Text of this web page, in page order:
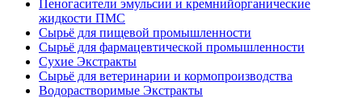
Пеногасители эмульсии и кремнийорганические
жидкости ПМС
Сырьё для пищевой промышленности
Сырьё для фармацевтической промышленности
Сухие Экстракты
Сырьё для ветеринарии и кормопроизводства
Водорастворимые Экстракты